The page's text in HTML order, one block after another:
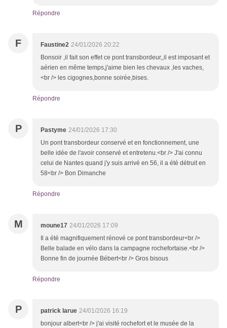
Répondre
F Faustine2 24/01/2026 20:22
Bonsoir ,il fait son effet ce pont transbordeur,,il est imposant et
aérien en même temps,j'aime bien les chevaux ,les vaches,
<br /> les cigognes,bonne soirée,bises.
Répondre
P Pastyme 24/01/2026 17:30
Un pont transbordeur conservé et en fonctionnement, une
belle idée de l'avoir conservé et entretenu.<br /> J'ai connu
celui de Nantes quand j'y suis arrivé en 56, il a été détruit en
58<br /> Bon Dimanche
Répondre
M moune17 24/01/2026 17:09
Il a été magnifiquement rénové ce pont transbordeur<br />
Belle balade en vélo dans la campagne rochefortaise.<br />
Bonne fin de journée Bébert<br /> Gros bisous
Répondre
P patrick larue 24/01/2026 16:19
bonjour albert<br /> j'ai visité rochefort et le musée de la